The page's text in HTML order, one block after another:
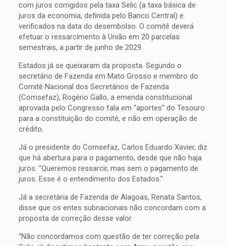
com juros corrigidos pela taxa Selic (a taxa básica de
juros da economia, definida pelo Banco Central) e
verificados na data do desembolso. O comitê deverá
efetuar o ressarcimento à União em 20 parcelas
semestrais, a partir de junho de 2029.
Estados já se queixaram da proposta. Segundo o
secretário de Fazenda em Mato Grosso e membro do
Comitê Nacional dos Secretários de Fazenda
(Comsefaz), Rogério Gallo, a emenda constitucional
aprovada pelo Congresso fala em “aportes” do Tesouro
para a constituição do comitê, e não em operação de
crédito.
Já o presidente do Comsefaz, Carlos Eduardo Xavier, diz
que há abertura para o pagamento, desde que não haja
juros. “Queremos ressarcir, mas sem o pagamento de
juros. Esse é o entendimento dos Estados.”
Já a secretária de Fazenda de Alagoas, Renata Santos,
disse que os entes subnacionais não concordam com a
proposta de correção desse valor.
“Não concordamos com questão de ter correção pela